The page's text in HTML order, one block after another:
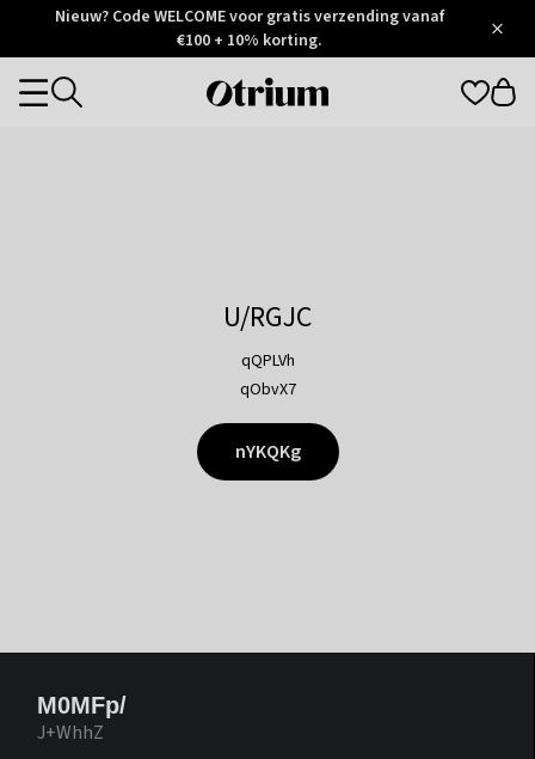
Otrium
Trustpilot
Nieuw? Code WELCOME voor gratis verzending vanaf
€100 + 10% korting.
Otrium
Categories
U/RGJC
qQPLVh
qObvX7
nYKQKg
M0MFp/
J+WhhZ